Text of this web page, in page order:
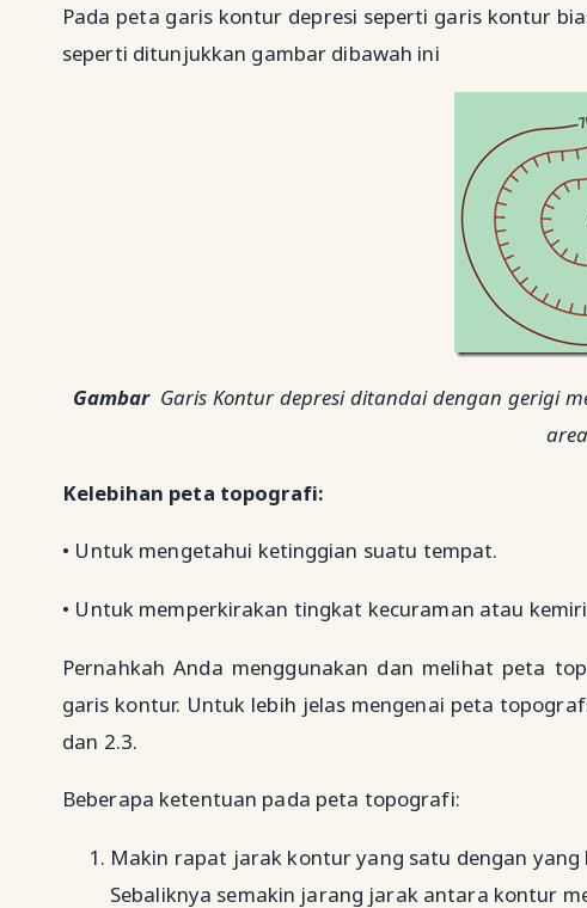
Pada peta garis kontur depresi seperti garis kontur
seperti ditunjukkan gambar dibawah ini
GambarGaris Kontur depresi ditandai dengan gerigi
Kelebihan peta topografi:
• Untuk mengetahui ketinggian suatu tempat.
• Untuk memperkirakan tingkat kecuraman atau
Pernahkah Anda menggunakan dan melihat peta
garis kontur. Untuk lebih jelas mengenai peta
dan 2.3.
Beberapa ketentuan pada peta topografi:
Makin rapat jarak kontur yang satu dengan
Sebaliknya semakin jarang jarak antara kontur